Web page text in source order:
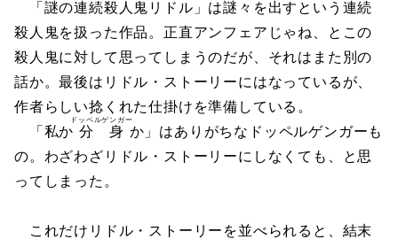
「謎の連続殺人鬼リドル」は謎々を出すという連続
殺人鬼を扱った作品。正直アンフェアじゃね、とこの
殺人鬼に対して思ってしまうのだが、それはまた別の
話か。最後はリドル・ストーリーにはなっているが、
作者らしい捻くれた仕掛けを準備している。
「私か 分身
ドッペルゲンガー
か」はありがちなドッペルゲンガーも
の。わざわざリドル・ストーリーにしなくても、と思
ってしまった。
これだけリドル・ストーリーを並べられると、結末